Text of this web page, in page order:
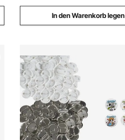
In den Warenkorb legen